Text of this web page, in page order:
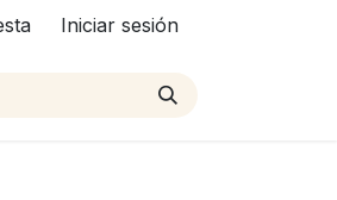
Iniciar sesión